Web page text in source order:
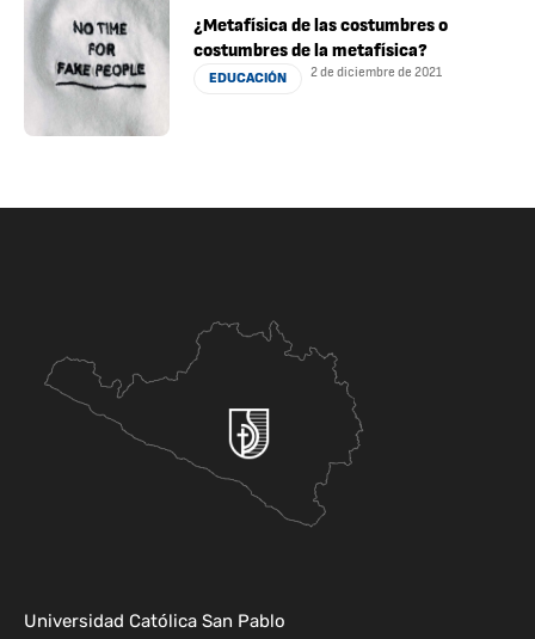
¿Metafísica de las costumbres o
costumbres de la metafísica?
EDUCACIÓN 2 de diciembre de 2021
Universidad Católica San Pablo